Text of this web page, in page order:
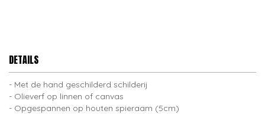
DETAILS
Met de hand geschilderd schilderij
Olieverf op linnen of canvas
Opgespannen op houten spieraam (5cm)